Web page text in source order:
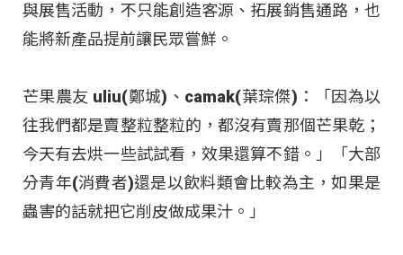
與展售活動，不只能創造客源、拓展銷售通路，也
能將新產品提前讓民眾嘗鮮。
芒果農友 uliu(鄭城)、camak(葉琮傑)：「因為以
往我們都是賣整粒整粒的，都沒有賣那個芒果乾；
今天有去烘一些試試看，效果還算不錯。」「大部
分青年(消費者)還是以飲料類會比較為主，如果是
蟲害的話就把它削皮做成果汁。」